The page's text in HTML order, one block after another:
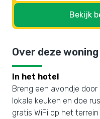
Bekijk
Over deze woning
In het hotel
Breng een avondje door
lokale keuken en doe
gratis WiFi op het